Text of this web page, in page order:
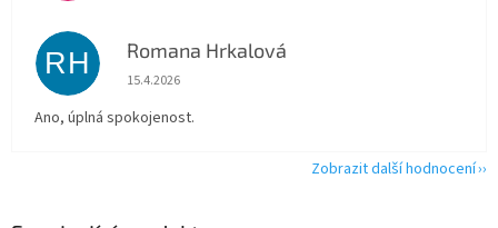
RH Romana Hrkalová
Hodnocení obchodu je 5 z 5 hvězdiček.
15.4.2026
Ano, úplná spokojenost.
Zobrazit další hodnocení